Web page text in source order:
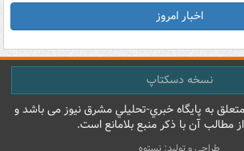
اخبار امروز
نسخه دسکتاپ
به پایگاه خبري-تحليلي مشرق نيوز می باشد و
مطالب آن با ذکر منبع بلامانع است.
طراحی و تولید: نستوه